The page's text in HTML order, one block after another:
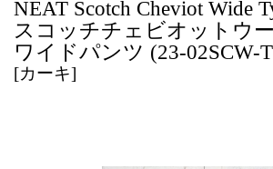
NEAT Scotch Cheviot Wide
スコッチチェビオットウ
ワイドパンツ (23-02SCW-
[カーキ]